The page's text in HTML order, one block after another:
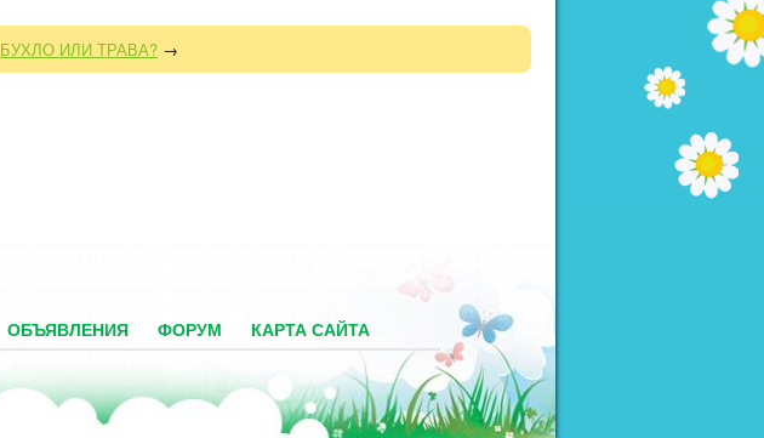
БУХЛО ИЛИ ТРАВА? →
ОБЪЯВЛЕНИЯ ФОРУМ КАРТА САЙТА